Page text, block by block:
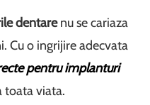
dentarenu se cariaza
Cu o ingrijire adecvata
pentru implanturi
toata viata.